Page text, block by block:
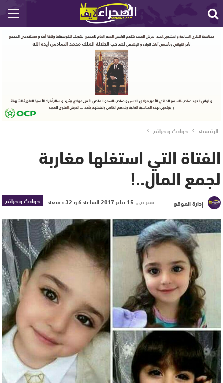
الرئيسية حوادث و جرائم
الفتاة التي استغلها مغاربة
لجمع المال..!
حوادث و جرائم إدارة الموقع نشر في 15 يناير 2017 الساعة 6 و 32 دقيقة